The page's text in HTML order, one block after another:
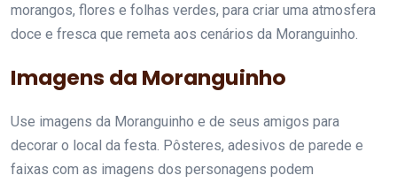
morangos, flores e folhas verdes, para criar uma atmosfera
doce e fresca que remeta aos cenários da Moranguinho.
Imagens da Moranguinho
Use imagens da Moranguinho e de seus amigos para
decorar o local da festa. Pôsteres, adesivos de parede e
faixas com as imagens dos personagens podem